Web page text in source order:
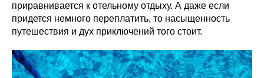
приравнивается к отельному отдыху. А даже если
придется немного переплатить, то насыщенность
путешествия и дух приключений того стоит.